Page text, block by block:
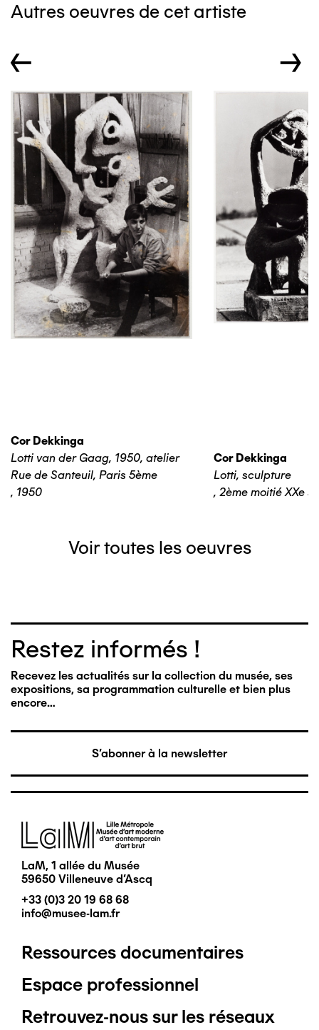
Autres oeuvres de cet artiste
← →
Cor Dekkinga
Lotti van der Gaag, 1950, atelier
Rue de Santeuil, Paris 5ème
, 1950
Cor Dekkinga
Lotti, sculpture
, 2ème moitié XXe
Voir toutes les oeuvres
Restez informés !
Recevez les actualités sur la collection du musée, ses
expositions, sa programmation culturelle et bien plus
encore…
S'abonner à la newsletter
Image
LaM, 1 allée du Musée
59650 Villeneuve d'Ascq
+33 (0)3 20 19 68 68
info@musee-lam.fr
Pied
de
Ressources documentaires
Espace professionnel
Retrouvez-nous sur les réseaux